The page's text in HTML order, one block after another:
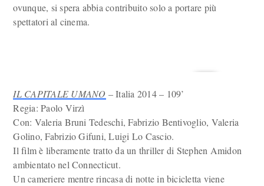
ovunque, si spera abbia contribuito solo a portare più
spettatori al cinema.
IL CAPITALE UMANO – Italia 2014 – 109’
Regia: Paolo Virzì
Con: Valeria Bruni Tedeschi, Fabrizio Bentivoglio, Valeria
Golino, Fabrizio Gifuni, Luigi Lo Cascio.
Il film è liberamente tratto da un thriller di Stephen Amidon
ambientato nel Connecticut.
Un cameriere mentre rincasa di notte in bicicletta viene